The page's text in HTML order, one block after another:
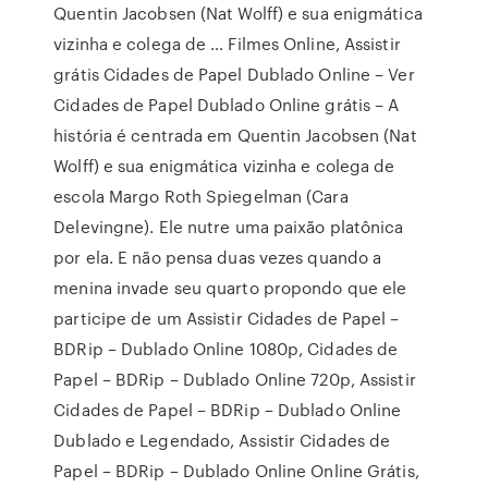
Quentin Jacobsen (Nat Wolff) e sua enigmática
vizinha e colega de … Filmes Online, Assistir
grátis Cidades de Papel Dublado Online – Ver
Cidades de Papel Dublado Online grátis – A
história é centrada em Quentin Jacobsen (Nat
Wolff) e sua enigmática vizinha e colega de
escola Margo Roth Spiegelman (Cara
Delevingne). Ele nutre uma paixão platônica
por ela. E não pensa duas vezes quando a
menina invade seu quarto propondo que ele
participe de um Assistir Cidades de Papel –
BDRip – Dublado Online 1080p, Cidades de
Papel – BDRip – Dublado Online 720p, Assistir
Cidades de Papel – BDRip – Dublado Online
Dublado e Legendado, Assistir Cidades de
Papel – BDRip – Dublado Online Online Grátis,